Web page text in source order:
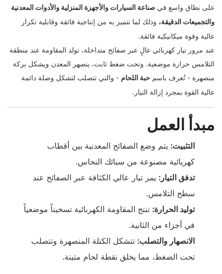
على نطاق واسع في صناعة السيارات والأجهزة المنزلية والأدوات المعدنية
والتجميعات الدقيقة، وذلك لما تتميز به من إنتاجية فائقة وقابلية تكرار
عالية وقوة ميكانيكية فائقة.
عند مرور تيار كهربائي عالٍ عبر صفائح متداخلة، تولد المقاومة عند منطقة
التلامس حرارة موضعية. وتحت ضغط ثابت، ينصهر المعدن ويشكل بركة
منصهرة - تُعرف باسم حبة اللحام - والتي تتصلب لتشكل وصلة دائمة
عالية القوة بمجرد إزالة التيار.
مبدأ العمل
التثبيت: يتم وضع الصفائح المعدنية بين أقطاب
كهربائية مصنوعة من سبائك النحاس.
تدفق التيار: يمر تيار عالي الكثافة عبر الصفائح عند
سطح التلامس.
توليد الحرارة: تنتج المقاومة الكهربائية تسخيناً موضعياً
في أجزاء من الثانية.
الانصهار والتصلب: تتشكل الكتلة المنصهرة وتتصلب
تحت الضغط، مما يخلق نقطة لحام متينة.